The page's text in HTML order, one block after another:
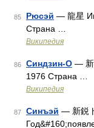
85 Рюсэй — 龍星
Страна …
Википедия
86 Синдзин-О — 新
1976 Страна …
Википедия
87 Синъэй — 新鋭